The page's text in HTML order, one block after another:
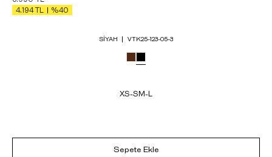
4.194
TL %40
SIYAH VTK25-123-05-3
XS-S M-L
Sepete Ekle